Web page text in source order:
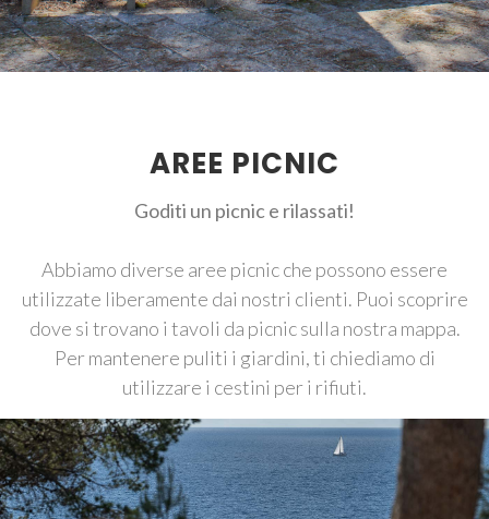
AREE PICNIC
Goditi un picnic e rilassati!
Abbiamo diverse aree picnic che possono essere
utilizzate liberamente dai nostri clienti. Puoi scoprire
dove si trovano i tavoli da picnic sulla nostra mappa.
Per mantenere puliti i giardini, ti chiediamo di
utilizzare i cestini per i rifiuti.